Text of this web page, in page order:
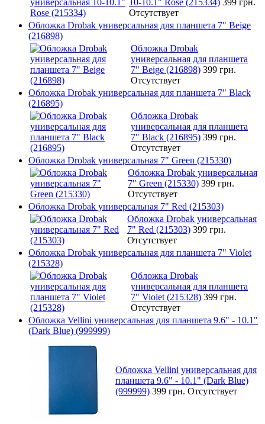
Отсутствует
Обложка Drobak универсальная для планшета 7" Beige
(216898)
Обложка Drobak
универсальная для планшета
7" Beige (216898) 399 грн.
Отсутствует
Обложка Drobak универсальная для планшета 7" Black
(216895)
Обложка Drobak
универсальная для планшета
7" Black (216895) 399 грн.
Отсутствует
Обложка Drobak универсальная 7" Green (215330)
Обложка Drobak универсальная
7" Green (215330) 399 грн.
Отсутствует
Обложка Drobak универсальная 7" Red (215303)
Обложка Drobak универсальная
7" Red (215303) 399 грн.
Отсутствует
Обложка Drobak универсальная для планшета 7" Violet
(215328)
Обложка Drobak
универсальная для планшета
7" Violet (215328) 399 грн.
Отсутствует
Обложка Vellini универсальная для планшета 9.6" - 10.1"
(Dark Blue) (999999)
Обложка Vellini универсальная для
планшета 9.6" - 10.1" (Dark Blue)
(999999) 399 грн. Отсутствует